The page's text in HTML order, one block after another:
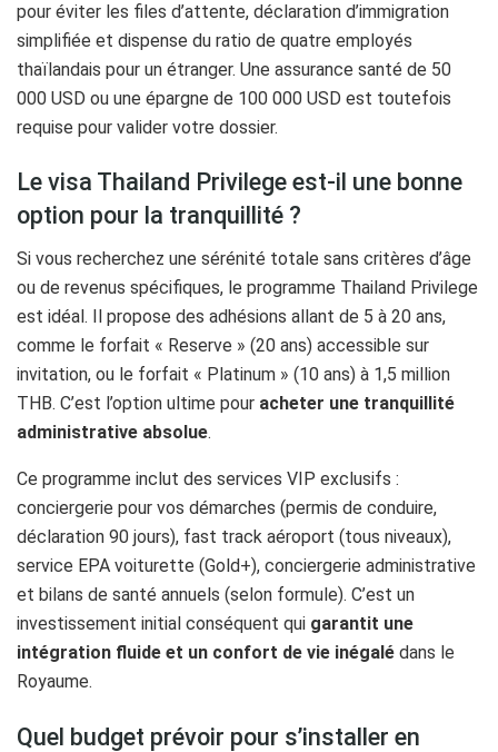
pour éviter les files d’attente, déclaration d’immigration
simplifiée et dispense du ratio de quatre employés
thaïlandais pour un étranger. Une assurance santé de 50
000 USD ou une épargne de 100 000 USD est toutefois
requise pour valider votre dossier.
Le visa Thailand Privilege est-il une bonne
option pour la tranquillité ?
Si vous recherchez une sérénité totale sans critères d’âge
ou de revenus spécifiques, le programme Thailand Privilege
est idéal. Il propose des adhésions allant de 5 à 20 ans,
comme le forfait « Reserve » (20 ans) accessible sur
invitation, ou le forfait « Platinum » (10 ans) à 1,5 million
THB. C’est l’option ultime pour acheter une tranquillité
administrative absolue.
Ce programme inclut des services VIP exclusifs :
conciergerie pour vos démarches (permis de conduire,
déclaration 90 jours), fast track aéroport (tous niveaux),
service EPA voiturette (Gold+), conciergerie administrative
et bilans de santé annuels (selon formule). C’est un
investissement initial conséquent qui garantit une
intégration fluide et un confort de vie inégalé dans le
Royaume.
Quel budget prévoir pour s’installer en